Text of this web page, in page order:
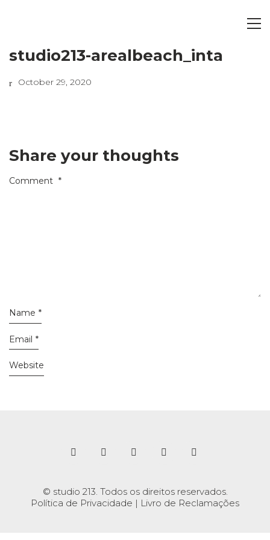
studio213-arealbeach_inta
October 29, 2020
Share your thoughts
Comment *
Name *
Email *
Website
© studio 213. Todos os direitos reservados.
Política de Privacidade | Livro de Reclamações